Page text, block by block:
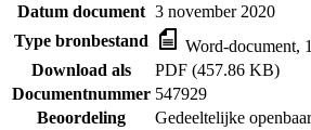
Datum document 3 november 2020
Type bronbestand
Word-document,
Download als
PDF (457.86 KB)
Documentnummer 547929
Beoordeling
Gedeeltelijke